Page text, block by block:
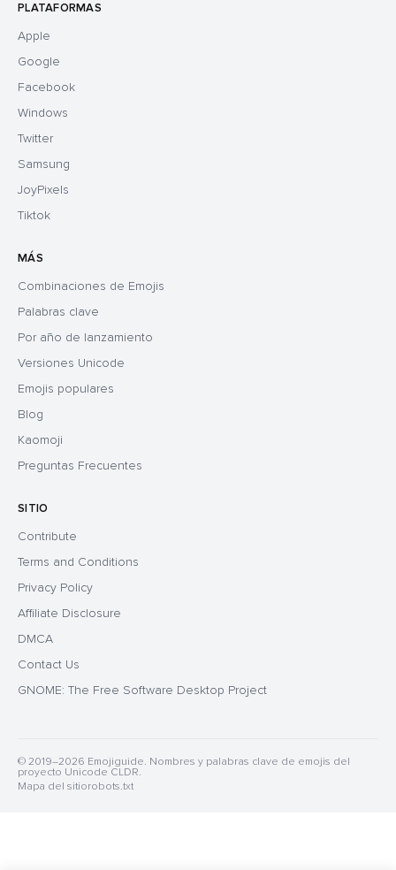
PLATAFORMAS
Apple
Google
Facebook
Windows
Twitter
Samsung
JoyPixels
Tiktok
MÁS
Combinaciones de Emojis
Palabras clave
Por año de lanzamiento
Versiones Unicode
Emojis populares
Blog
Kaomoji
Preguntas Frecuentes
SITIO
Contribute
Terms and Conditions
Privacy Policy
Affiliate Disclosure
DMCA
Contact Us
GNOME: The Free Software Desktop Project
© 2019–2026 Emojiguide. Nombres y palabras clave de emojis del
proyecto Unicode CLDR.
Mapa del sitiorobots.txt